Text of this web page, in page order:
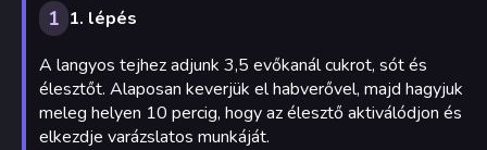
1 1. lépés
A langyos tejhez adjunk 3,5 evőkanál cukrot, sót és
élesztőt. Alaposan keverjük el habverővel, majd hagyjuk
meleg helyen 10 percig, hogy az élesztő aktiválódjon és
elkezdje varázslatos munkáját.